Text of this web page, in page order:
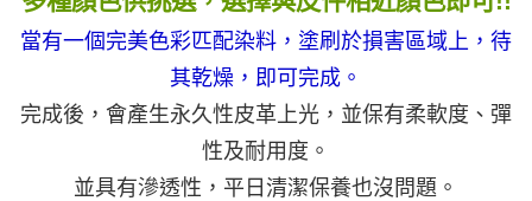
當有一個完美色彩匹配染料，塗刷於損害區域上，待
其乾燥，即可完成 。
完成後，會產生永久性皮革上光，並保有柔軟度、彈
性及耐用度。
並具有滲透性，平日清潔保養也沒問題。